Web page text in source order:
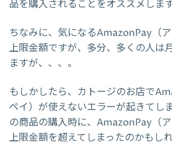
品を購入されることをオススメしま
ちなみに、気になるAmazonPay（
上限金額ですが、多分、多くの人は
ますが、、、。
もしかしたら、カトージのお店で
ペイ）が使えないエラーが起きてし
の商品の購入時に、AmazonPay（
上限金額を超えてしまったのかもし